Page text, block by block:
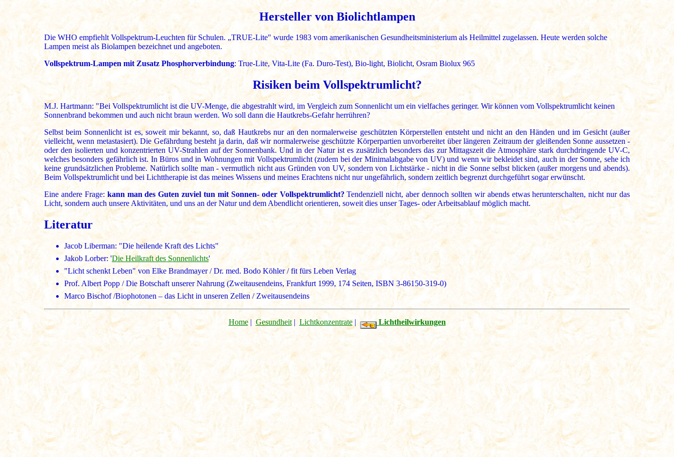
Hersteller von Biolichtlampen
Die WHO empfiehlt Vollspektrum-Leuchten für Schulen. „TRUE-Lite" wurde 1983 vom amerikanischen Gesundheitsministerium als Heilmittel zugelassen. Heute werden solche
Lampen meist als Biolampen bezeichnet und angeboten.
Vollspektrum-Lampen mit Zusatz Phosphorverbindung: True-Lite, Vita-Lite (Fa. Duro-Test), Bio-light, Biolicht, Osram Biolux 965
Risiken beim Vollspektrumlicht?
M.J. Hartmann: "Bei Vollspektrumlicht ist die UV-Menge, die abgestrahlt wird, im Vergleich zum Sonnenlicht um ein vielfaches geringer. Wir können vom Vollspektrumlicht keinen
Sonnenbrand bekommen und auch nicht braun werden. Wo soll dann die Hautkrebs-Gefahr herrühren?
Selbst beim Sonnenlicht ist es, soweit mir bekannt, so, daß Hautkrebs nur an den normalerweise geschützten Körperstellen entsteht und nicht an den Händen und im Gesicht (außer
vielleicht, wenn metastasiert). Die Gefährdung besteht ja darin, daß wir normalerweise geschützte Körperpartien unvorbereitet über längeren Zeitraum der gleißenden Sonne aussetzen -
oder den isolierten und konzentrierten UV-Strahlen auf der Sonnenbank. Und in der Natur ist es zusätzlich besonders das zur Mittagszeit die Atmosphäre stark durchdringende UV-C,
welches besonders gefährlich ist. In Büros und in Wohnungen mit Vollspektrumlicht (zudem bei der Minimalabgabe von UV) und wenn wir bekleidet sind, auch in der Sonne, sehe ich
keine grundsätzlichen Probleme. Natürlich sollte man - vermutlich nicht aus Gründen von UV, sondern von Lichtstärke - nicht in die Sonne selbst blicken (außer morgens und abends).
Beim Vollspektrumlicht und bei Lichttherapie ist das meines Wissens und meines Erachtens nicht nur ungefährlich, sondern zeitlich begrenzt durchgeführt sogar erwünscht.
Eine andere Frage: kann man des Guten zuviel tun mit Sonnen- oder Vollspektrumlicht? Tendenziell nicht, aber dennoch sollten wir abends etwas herunterschalten, nicht nur das
Licht, sondern auch unsere Aktivitäten, und uns an der Natur und dem Abendlicht orientieren, soweit dies unser Tages- oder Arbeitsablauf möglich macht.
Literatur
JacobLiberman: "Die heilende Kraft des Lichts"
Jakob Lorber: 'Die Heilkraft des Sonnenlichts'
"Licht schenkt Leben" von Elke Brandmayer / Dr. med. Bodo Köhler / fit fürs Leben Verlag
Prof. Albert Popp / Die Botschaft unserer Nahrung (Zweitausendeins, Frankfurt 1999, 174 Seiten, ISBN 3-86150-319-0)
Marco Bischof /Biophotonen – das Licht in unseren Zellen / Zweitausendeins
Home| Gesundheit| Lichtkonzentrate| Lichtheilwirkungen